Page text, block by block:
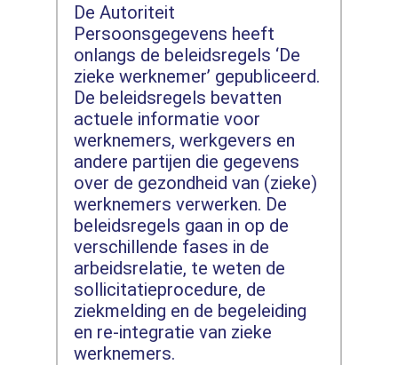
De Autoriteit
Persoonsgegevens heeft
onlangs de beleidsregels ‘De
zieke werknemer’ gepubliceerd.
De beleidsregels bevatten
actuele informatie voor
werknemers, werkgevers en
andere partijen die gegevens
over de gezondheid van (zieke)
werknemers verwerken. De
beleidsregels gaan in op de
verschillende fases in de
arbeidsrelatie, te weten de
sollicitatieprocedure, de
ziekmelding en de begeleiding
en re-integratie van zieke
werknemers.